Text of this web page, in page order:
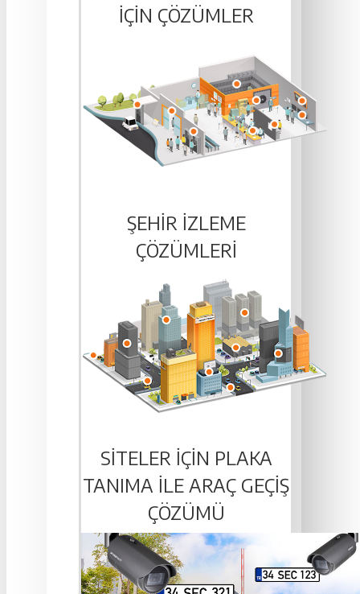
IÇIN ÇÖZÜMLER
ŞEHIR İZLEME
ÇÖZÜMLERI
SITELER IÇIN PLAKA
TANIMA ILE ARAÇ GEÇIŞ
ÇÖZÜMÜ